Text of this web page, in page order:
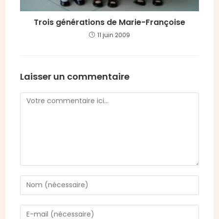
Trois générations de Marie-Françoise
11 juin 2009
Laisser un commentaire
Comment
Enter
your
name
Enter